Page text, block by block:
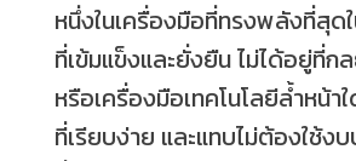
หนึ่งในเครื่องมือที่ทรงพลังที่สุด
ที่เข้มแข็งและยั่งยืน ไม่ได้อยู่ที่ก
หรือเครื่องมือเทคโนโลยีล้ำหน้
ที่เรียบง่าย และแทบไม่ต้องใช้ง